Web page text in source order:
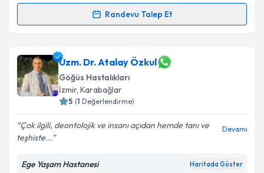
Randevu Talep Et
Randevu Takvimi Talebi
Prof. Dr. Serdar Berkiçin randevu takvimi talebi
oluşturun. Size bu uzmandan randevu almanız için bir
takvim hazırlandığında e-posta ile bilgilendireceğiz.
E-posta Adresiniz
Kişisel verilerimin işlenmesine ilişkin
Aydınlatma
Uzm. Dr. Atalay Özkul
Göğüs Hastalıkları
İzmir, Karabağlar
5 (1 Değerlendirme)
Çok ilgili, deontolojik ve insanı açıdan hemde tanı ve
teşhiste...
Devamı
Ege Yaşam Hastanesi Haritada Göster